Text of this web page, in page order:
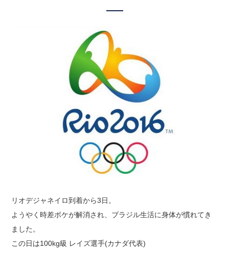
リオデジャネイロ到着から3日。
ようやく時差ボケが解消され、ブラジル生活に身体が慣れてき
ました。
この日は100kg級 レイズ選手(カナダ代表)